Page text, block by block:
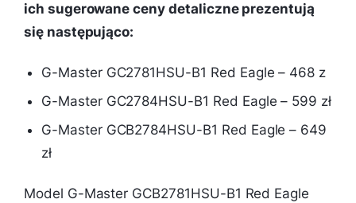
ich sugerowane ceny detaliczne prezentują
się następująco:
G-Master GC2781HSU-B1 Red Eagle – 468 z
G-Master GC2784HSU-B1 Red Eagle – 599 zł
G-Master GCB2784HSU-B1 Red Eagle – 649
zł
Model G-Master GCB2781HSU-B1 Red Eagle